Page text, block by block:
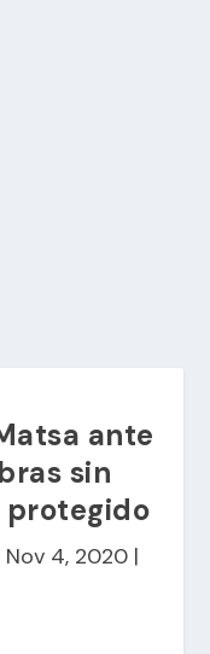
ante
sin
protegido
Nov 4, 2020 |